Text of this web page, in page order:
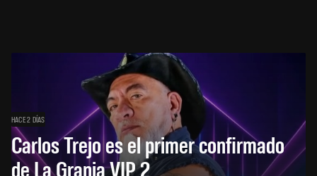
HACE 2 DÍAS
Carlos Trejo es el primer confirmado
de La Granja VIP 2